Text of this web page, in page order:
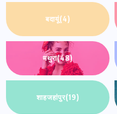
बदायूं(4)
मथुरा(48)
शाहजहांपुर(19)